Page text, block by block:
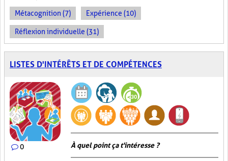
Métacognition (7) Expérience (10)
Réflexion individuelle (31)
LISTES D'INTÉRÊTS ET DE COMPÉTENCES
0 À quel point ça t'intéresse ?